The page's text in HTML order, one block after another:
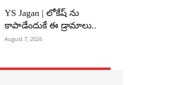
YS Jagan | లోకేష్ ను
కాపాడేందుకే ఈ డ్రామాలు..
August 7, 2026